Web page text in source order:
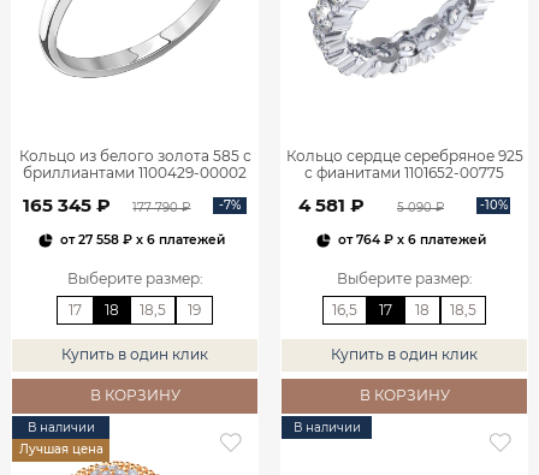
Кольцо из белого золота 585 с
бриллиантами 1100429-00002
165 345 ₽ 177 790 ₽ -7%
от27 558 ₽x 6 платежей
Выберите размер:
17
18 18,5 19
Купить в один клик
В КОРЗИНУ
Кольцо сердце серебряное 925
с фианитами 1101652-00775
4 581 ₽ 5 090 ₽ -10%
от764 ₽x 6 платежей
Выберите размер:
16,5
17 18 18,5
Купить в один клик
В КОРЗИНУ
В наличии
Лучшая цена
В наличии